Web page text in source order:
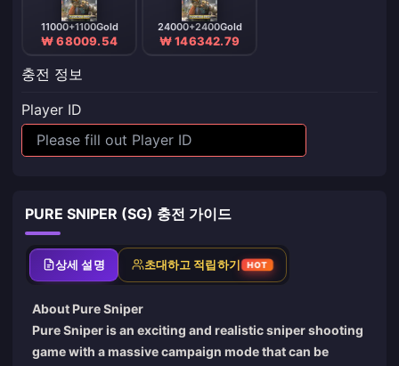
11000+1100Gold
₩ 68009.54
24000+2400Gold
₩ 146342.79
충전 정보
Player ID
PURE SNIPER (SG) 충전 가이드
상세 설명 초대하고 적립하기 HOT
About Pure Sniper
Pure Sniper is an exciting and realistic sniper shooting
game with a massive campaign mode that can be